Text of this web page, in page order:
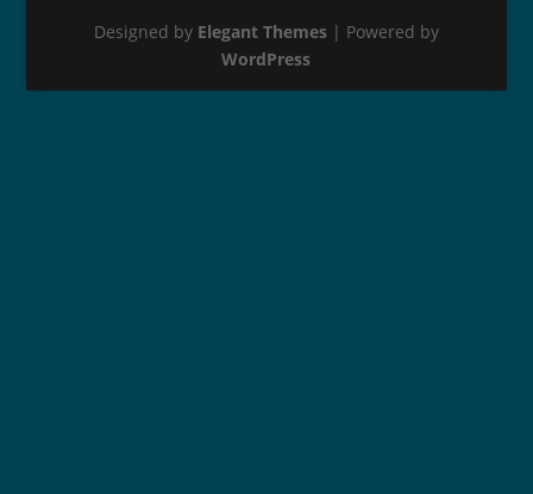
Designed by Elegant Themes| Powered by
WordPress